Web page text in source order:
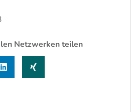
Netzwerken teilen